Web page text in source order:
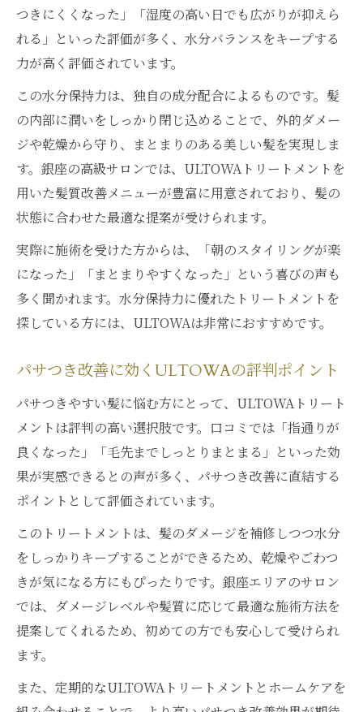
つきにくくなった」「湿度の高い日でも広がりが抑えら
れる」といった評価が多く、水分バランスをキープする
力が高く評価されています。
この水分保持力は、独自の成分配合によるものです。髪
の内部に潤いをしっかり閉じ込めることで、外的ダメー
ジや乾燥から守り、まとまりのある美しい髪を実現しま
す。銀座の高級サロンでは、ULTOWAトリートメントを
用いた髪質改善メニューが豊富に用意されており、髪の
状態に合わせた最適な提案が受けられます。
実際に施術を受けた方からは、「朝のスタイリングが楽
になった」「まとまりやすくなった」という喜びの声も
多く聞かれます。水分保持力に優れたトリートメントを
探している方には、ULTOWAは非常におすすめです。
パサつき改善に効くULTOWAの評判ポイント
パサつきやすい髪に悩む方にとって、ULTOWAトリート
メントは評判の高い選択肢です。口コミでは「指通りが
良くなった」「毛先までしっとりまとまる」といった効
果が実感できるとの声が多く、パサつき改善に直結する
ポイントとして評価されています。
このトリートメントは、髪のダメージを補修しつつ水分
をしっかりキープすることができるため、乾燥やごわつ
きが気になる方にもぴったりです。銀座エリアのサロン
では、ダメージレベルや髪質に応じて最適な施術方法を
提案してくれるため、初めての方でも安心して受けられ
ます。
また、定期的なULTOWAトリートメントとホームケアを